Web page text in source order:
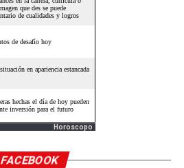
Horoscopo
FACEBOOK